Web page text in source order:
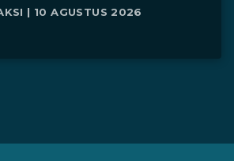
| 10 AGUSTUS 2026